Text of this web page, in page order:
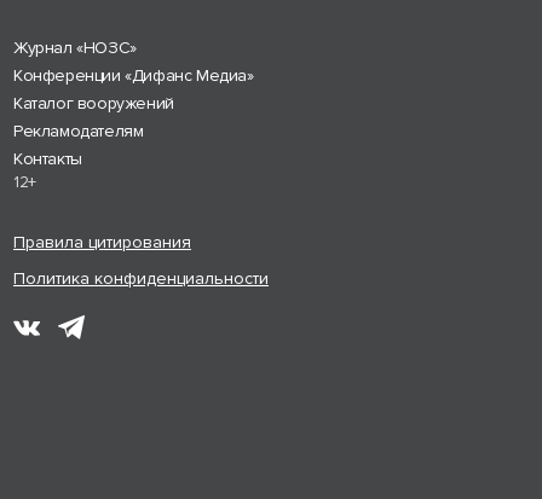
Журнал «НОЗС»
Конференции «Дифанс Медиа»
Каталог вооружений
Рекламодателям
Контакты
12+
Правила цитирования
Политика конфиденциальности